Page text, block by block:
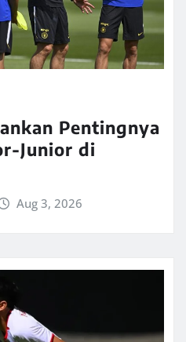
Pentingnya
Junior di
Aug 3, 2026